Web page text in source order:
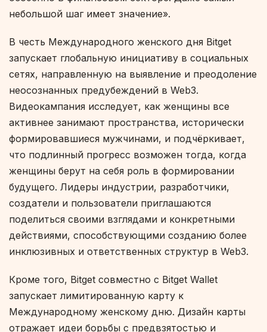
небольшой шаг имеет значение».
В честь Международного женского дня Bitget
запускает глобальную инициативу в социальных
сетях, направленную на выявление и преодоление
неосознанных предубеждений в Web3.
Видеокампания исследует, как женщины все
активнее занимают пространства, исторически
формировавшиеся мужчинами, и подчёркивает,
что подлинный прогресс возможен тогда, когда
женщины берут на себя роль в формировании
будущего. Лидеры индустрии, разработчики,
создатели и пользователи приглашаются
поделиться своими взглядами и конкретными
действиями, способствующими созданию более
инклюзивных и ответственных структур в Web3.
Кроме того, Bitget совместно с Bitget Wallet
запускает лимитированную карту к
Международному женскому дню. Дизайн карты
отражает идеи борьбы с предвзятостью и